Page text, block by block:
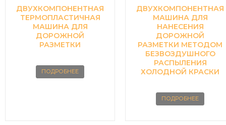
ДВУХКОМПОНЕНТНАЯ
ТЕРМОПЛАСТИЧНАЯ
МАШИНА ДЛЯ
ДОРОЖНОЙ
РАЗМЕТКИ
ПОДРОБНЕЕ
ДВУХКОМПОНЕНТНАЯ
МАШИНА ДЛЯ
НАНЕСЕНИЯ
ДОРОЖНОЙ
РАЗМЕТКИ МЕТОДОМ
БЕЗВОЗДУШНОГО
РАСПЫЛЕНИЯ
ХОЛОДНОЙ КРАСКИ
ПОДРОБНЕЕ